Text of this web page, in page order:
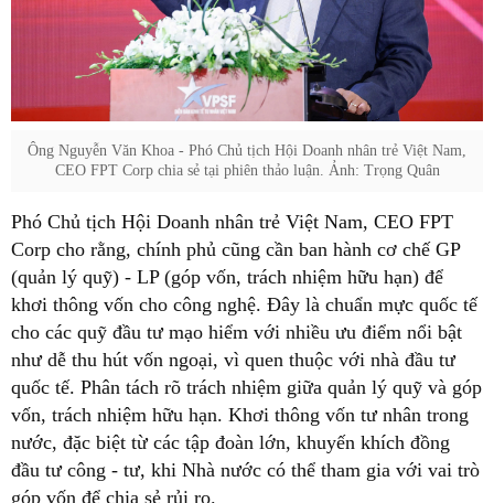
Ông Nguyễn Văn Khoa - Phó Chủ tịch Hội Doanh nhân trẻ Việt Nam,
CEO FPT Corp chia sẻ tại phiên thảo luận. Ảnh: Trọng Quân
Phó Chủ tịch Hội Doanh nhân trẻ Việt Nam, CEO FPT
Corp cho rằng, chính phủ cũng cần ban hành cơ chế GP
(quản lý quỹ) - LP (góp vốn, trách nhiệm hữu hạn) để
khơi thông vốn cho công nghệ. Đây là chuẩn mực quốc tế
cho các quỹ đầu tư mạo hiểm với nhiều ưu điểm nổi bật
như dễ thu hút vốn ngoại, vì quen thuộc với nhà đầu tư
quốc tế. Phân tách rõ trách nhiệm giữa quản lý quỹ và góp
vốn, trách nhiệm hữu hạn. Khơi thông vốn tư nhân trong
nước, đặc biệt từ các tập đoàn lớn, khuyến khích đồng
đầu tư công - tư, khi Nhà nước có thể tham gia với vai trò
góp vốn để chia sẻ rủi ro.